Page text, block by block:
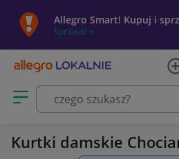
Allegro Smart! Kupuj i
Sprawdź »
Otwórz menu z kategoriami
Kurtki damskie